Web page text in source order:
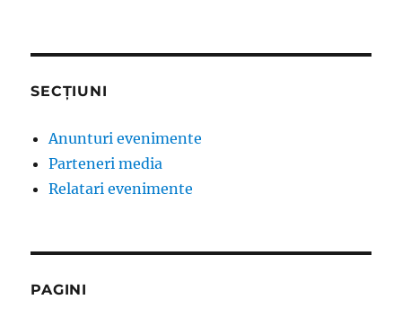
SECȚIUNI
Anunturi evenimente
Parteneri media
Relatari evenimente
PAGINI